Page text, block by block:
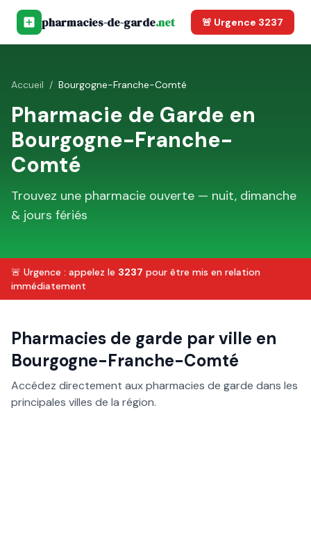
pharmacies-de-garde.net 🚨 Urgence 3237
Accueil / Bourgogne-Franche-Comté
Pharmacie de Garde en
Bourgogne-Franche-
Comté
Trouvez une pharmacie ouverte — nuit, dimanche
& jours fériés
🚨 Urgence : appelez le 3237 pour être mis en relation
immédiatement
Pharmacies de garde par ville en
Bourgogne-Franche-Comté
Accédez directement aux pharmacies de garde dans les
principales villes de la région.